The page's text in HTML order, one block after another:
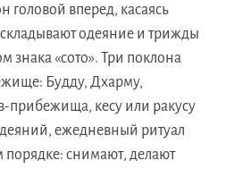
головой вперед, касаясь
одеяние и трижды
знака «сото». Три поклона
Будду, Дхарму,
прибежища, кесу или ракусу
ежедневный ритуал
порядке: снимают, делают